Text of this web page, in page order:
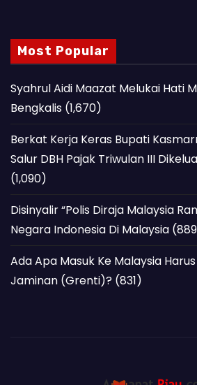
Most Popular
Syahrul Aidi Maazat Melukai Hati
Bengkalis (1,670)
Berkat Kerja Keras Bupati
Salur DBH Pajak Triwulan III
(1,090)
Disinyalir “Polis Diraja Malaysia
Negara Indonesia Di Malaysia
Ada Apa Masuk Ke Malaysia
Jaminan (Grenti)? (831)